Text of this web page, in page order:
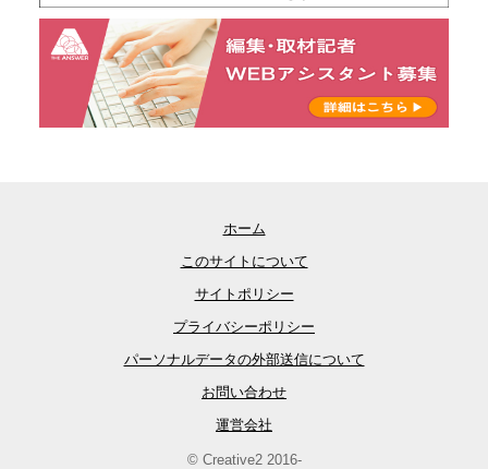
ホーム
このサイトについて
サイトポリシー
プライバシーポリシー
パーソナルデータの外部送信について
お問い合わせ
運営会社
© Creative2 2016-